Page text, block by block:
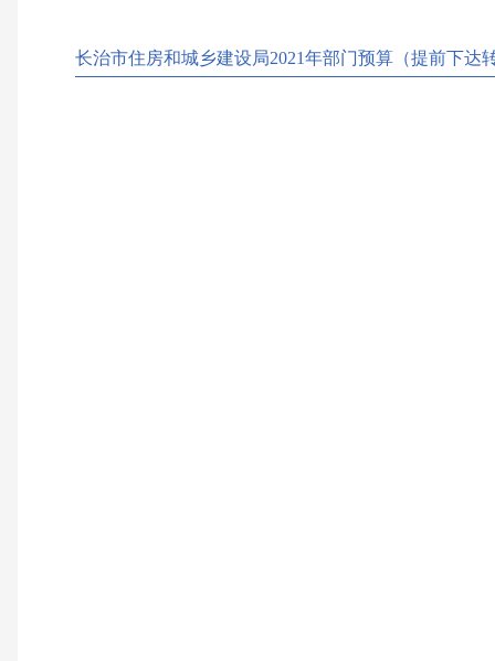
长治市住房和城乡建设局2021年部门预算（提前下达